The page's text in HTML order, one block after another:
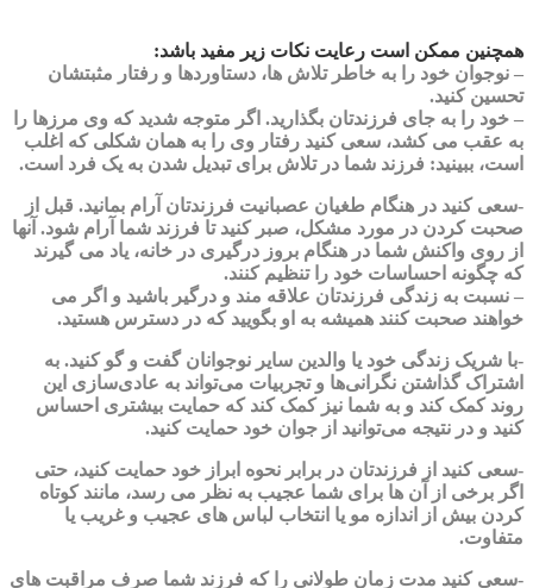
همچنین ممکن است رعایت نکات زیر مفید باشد:
– نوجوان خود را به خاطر تلاش ها، دستاوردها و رفتار مثبتشان
تحسین کنید.
– خود را به جای فرزندتان بگذارید. اگر متوجه شدید که وی مرزها را
به عقب می کشد، سعی کنید رفتار وی را به همان شکلی که اغلب
است، ببینید: فرزند شما در تلاش برای تبدیل شدن به یک فرد است.
-سعی کنید در هنگام طغیان عصبانیت فرزندتان آرام بمانید. قبل از
صحبت کردن در مورد مشکل، صبر کنید تا فرزند شما آرام شود. آنها
از روی واکنش شما در هنگام بروز درگیری در خانه، یاد می گیرند
که چگونه احساسات خود را تنظیم کنند.
– نسبت به زندگی فرزندتان علاقه مند و درگیر باشید و اگر می
خواهند صحبت کنند همیشه به او بگویید که در دسترس هستید.
-با شریک زندگی خود یا والدین سایر نوجوانان گفت و گو کنید. به
اشتراک گذاشتن نگرانی‌ها و تجربیات می‌تواند به عادی‌سازی این
روند کمک کند و به شما نیز کمک کند که حمایت بیشتری احساس
کنید و در نتیجه می‌توانید از جوان خود حمایت کنید.
-سعی کنید از فرزندتان در برابر نحوه ابراز خود حمایت کنید، حتی
اگر برخی از آن ها برای شما عجیب به نظر می رسد، مانند کوتاه
کردن بیش از اندازه مو یا انتخاب لباس های عجیب و غریب یا
متفاوت.
-سعی کنید مدت زمان طولانی را که فرزند شما صرف مراقبت های